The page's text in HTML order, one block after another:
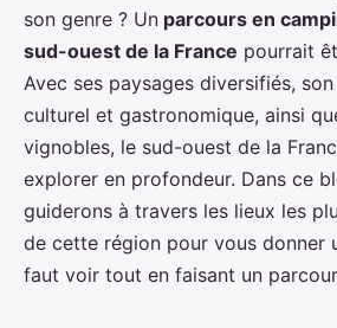
son genre ? Un parcours en
sud-ouest de la France pourrait
Avec ses paysages diversifiés,
culturel et gastronomique, ainsi
vignobles, le sud-ouest de la
explorer en profondeur. Dans ce
guiderons à travers les lieux les
de cette région pour vous donner
faut voir tout en faisant un